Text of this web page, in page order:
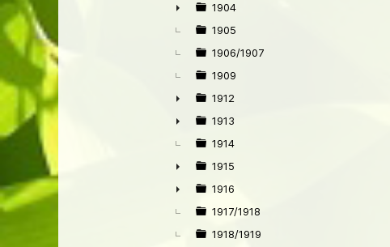
►
1904
1905
1906/1907
1909
►
1912
►
1913
1914
►
1915
►
1916
1917/1918
1918/1919